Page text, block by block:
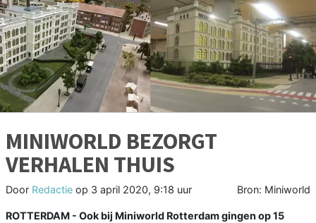
MINIWORLD BEZORGT
VERHALEN THUIS
Door Redactie op 3 april 2020, 9:18 uur Bron: Miniworld
ROTTERDAM - Ook bij Miniworld Rotterdam gingen op 15